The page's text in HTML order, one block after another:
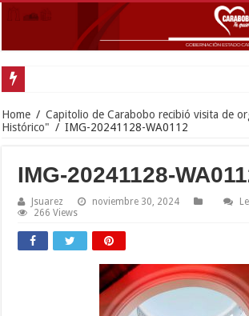
Home / Capitolio de Carabobo recibió visita de
Histórico" / IMG-20241128-WA0112
IMG-20241128-
Jsuarez noviembre 30, 2024
266 Views